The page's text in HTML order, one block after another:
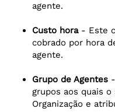
agente.
Custo hora- Este
cobrado por hora
agente.
Grupo de Agentes
grupos aos quais
Organização e